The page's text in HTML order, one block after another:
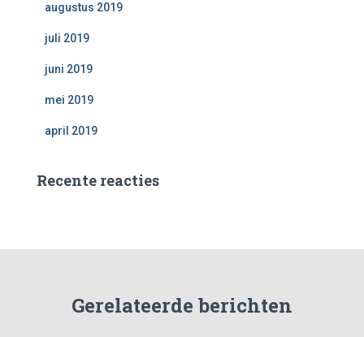
augustus 2019
juli 2019
juni 2019
mei 2019
april 2019
Recente reacties
Gerelateerde berichten